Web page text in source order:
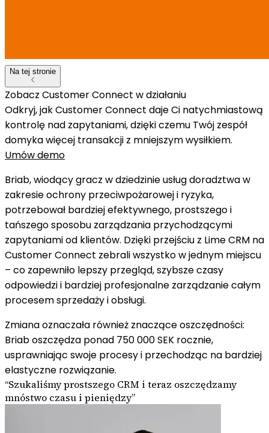
Na tej stronie
Zobacz Customer Connect w działaniu
Odkryj, jak Customer Connect daje Ci natychmiastową
kontrolę nad zapytaniami, dzięki czemu Twój zespół
domyka więcej transakcji z mniejszym wysiłkiem.
Umów demo
Briab, wiodący gracz w dziedzinie usług doradztwa w
zakresie ochrony przeciwpożarowej i ryzyka,
potrzebował bardziej efektywnego, prostszego i
tańszego sposobu zarządzania przychodzącymi
zapytaniami od klientów. Dzięki przejściu z Lime CRM na
Customer Connect zebrali wszystko w jednym miejscu
– co zapewniło lepszy przegląd, szybsze czasy
odpowiedzi i bardziej profesjonalne zarządzanie całym
procesem sprzedaży i obsługi.
Zmiana oznaczała również znaczące oszczędności:
Briab oszczędza ponad 750 000 SEK rocznie,
usprawniając swoje procesy i przechodząc na bardziej
elastyczne rozwiązanie.
“Szukaliśmy prostszego CRM i teraz oszczędzamy
mnóstwo czasu i pieniędzy”